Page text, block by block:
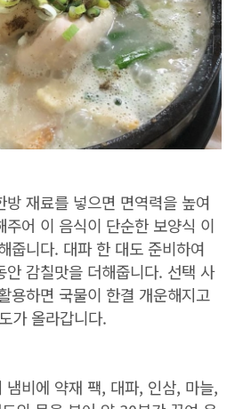
재료를 넣으면 면역력을 높여
주어 이 음식이 단순한 보양식 이
줍니다. 대파 한 대도 준비하여
안 감칠맛을 더해줍니다. 선택 사
용하면 국물이 한결 개운해지고
가 올라갑니다.
냄비에 약재 팩, 대파, 인삼, 마늘,